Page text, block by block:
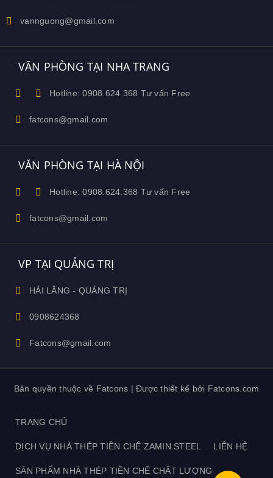
vannguong@gmail.com
VĂN PHÒNG TẠI NHA TRANG
Hotline: 0908.624.368 Tư vấn Free
fatcons@gmail.com
VĂN PHÒNG TẠI HÀ NỘI
Hotline: 0908.624.368 Tư vấn Free
fatcons@gmail.com
VP TẠI QUẢNG TRỊ
HẢI LĂNG - QUẢNG TRỊ
0908624368
Fatcons@gmail.com
Bản quyền thuộc về Fatcons | Được thiết kế bởi Fatcons.com
TRANG CHỦ
DỊCH VỤ NHÀ THÉP TIỀN CHẾ ZAMIN STEEL LIÊN HỆ
SẢN PHẨM NHÀ THÉP TIỀN CHẾ CHẤT LƯỢNG